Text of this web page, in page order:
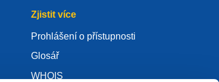
Zjistit více
Prohlášení o přístupnosti
Glosář
WHOIS